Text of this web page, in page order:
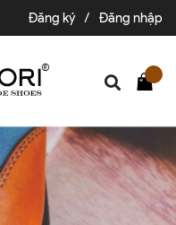
Đăng ký / Đăng nhập